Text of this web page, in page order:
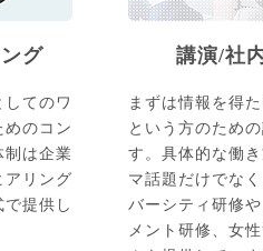
グ
てのワ
めのコン
制は企業
アリング
提供し
講演/社
まずは情報を得
という方のため
す。具体的な働
マ話題だけでな
バーシティ研修
メント研修、女